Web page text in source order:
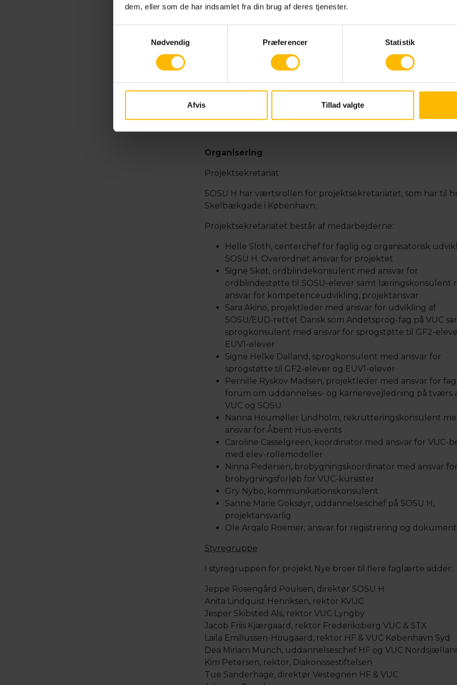
dem, eller som de har indsamlet fra din brug af deres tjenester.
Nødvendig
Præferencer Statistik
Afvis Tillad valgte
Organisering
Projektsekretariat
SOSU H har værtsrollen for projektsekretariatet, som har til
Skelbækgade i København.
Projektsekretariatet består af medarbejderne:
Helle Sloth, centerchef for faglig og organisatorisk
SOSU H. Overordnet ansvar for projektet
Signe Skøt, ordblindekonsulent med ansvar for
ordblindestøtte til SOSU-elever samt læringskonsulent
ansvar for kompetenceudvikling, projektansvar
Sara Akino, projektleder med ansvar for udvikling af
SOSU/EUD-rettet Dansk som Andetsprog-fag på VUC
sprogkonsulent med ansvar for sprogstøtte til GF2-
EUV1-elever
Signe Helke Dalland, sprogkonsulent med ansvar for
sprogstøtte til GF2-elever og EUV1-elever
Pernille Ryskov Madsen, projektleder med ansvar for
forum om uddannelses- og karrierevejledning på tværs
VUC og SOSU
Nanna Houmøller Lindholm, rekrutteringskonsulent
ansvar for Åbent Hus-events
Caroline Casselgreen, koordinator med ansvar for VUC-
med elev-rollemodeller
Ninna Pedersen, brobygningskoordinator med ansvar for
brobygningsforløb for VUC-kursister
Gry Nybo, kommunikationskonsulent
Sanne Marie Goksøyr, uddannelseschef på SOSU H,
projektansvarlig
Ole Arqalo Roemer, ansvar for registrering og
Styregruppe
I styregruppen for projekt Nye broer til flere faglærte sidder:
Jeppe Rosengård Poulsen, direktør SOSU H
Anita Lindquist Henriksen, rektor KVUC
Jesper Skibsted Als, rektor VUC Lyngby
Jacob Friis Kjærgaard, rektor Frederiksberg VUC & STX
Laila Emiliussen-Hougaard, rektor HF & VUC København Syd
Dea Miriam Munch, uddannelseschef HF og VUC
Kim Petersen, rektor, Diakonissestiftelsen
Tue Sanderhage, direktør Vestegnen HF & VUC